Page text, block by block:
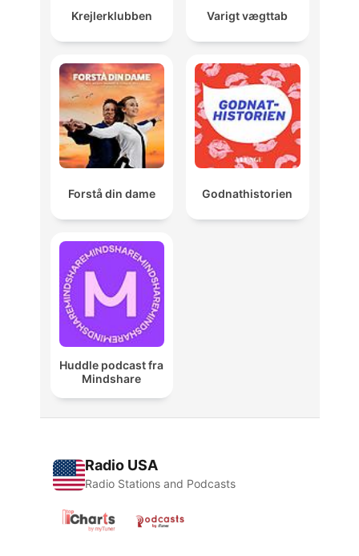
Krejlerklubben Varigt vægttab
Forstå din dame Godnathistorien
Huddle podcast fra
Mindshare
Radio USA
Radio Stations and Podcasts